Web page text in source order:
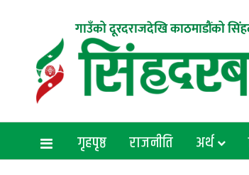
गाउँको दूरदराजदेखि काठमाडौंको
गृहपृष्ठ राजनीति अर्थ